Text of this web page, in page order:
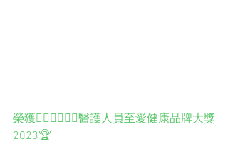
榮獲👨🏻‍⚕️👩🏻‍⚕️️️醫護人員至愛健康品牌大獎
2023🏆